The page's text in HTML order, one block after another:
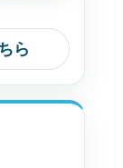
ら